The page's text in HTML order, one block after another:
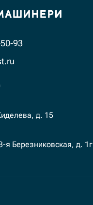
93
д. 15
я Березниковская, д. 1г